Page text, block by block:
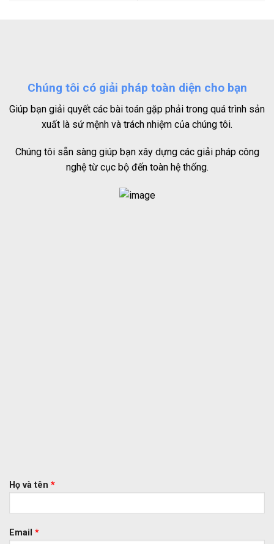
Chúng tôi có giải pháp toàn diện cho bạn
Giúp bạn giải quyết các bài toán gặp phải trong quá trình sản
xuất là sứ mệnh và trách nhiệm của chúng tôi.
Chúng tôi sẵn sàng giúp bạn xây dựng các giải pháp công
nghệ từ cục bộ đến toàn hệ thống.
Họ và tên *
Email *